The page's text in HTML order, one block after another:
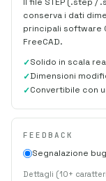
conserva i dati
principali software
FreeCAD.
Solido in scala
Dimensioni
Convertibile con
FEEDBACK
Segnalazione bug
Dettagli (10+